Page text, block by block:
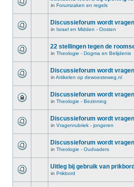
in Forumzaken en regels
Discussieforum wordt
in Israel en Midden - Oosten
22 stellingen tegen de
in Theologie - Dogma en Belijdenis
Discussieforum wordt
in Artikelen op dewoesteweg.nl
Discussieforum wordt
in Theologie - Bezinning
Discussieforum wordt
in Vragenrubriek - jongeren
Discussieforum wordt
in Theologie - Oudvaders
Uitleg bij gebruik van prikbord
in Prikbord